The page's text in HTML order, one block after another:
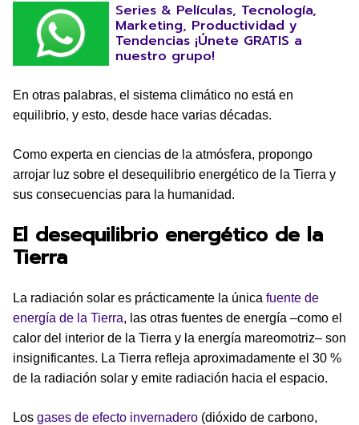
Series & Películas, Tecnología,
Marketing, Productividad y
Tendencias ¡Únete GRATIS a
nuestro grupo!
En otras palabras, el sistema climático no está en
equilibrio, y esto, desde hace varias décadas.
Como experta en ciencias de la atmósfera, propongo
arrojar luz sobre el desequilibrio energético de la Tierra y
sus consecuencias para la humanidad.
El desequilibrio energético de la
Tierra
La radiación solar es prácticamente la única fuente de
energía de la Tierra, las otras fuentes de energía –como el
calor del interior de la Tierra y la energía mareomotriz– son
insignificantes. La Tierra refleja aproximadamente el 30 %
de la radiación solar y emite radiación hacia el espacio.
Los gases de efecto invernadero (dióxido de carbono,